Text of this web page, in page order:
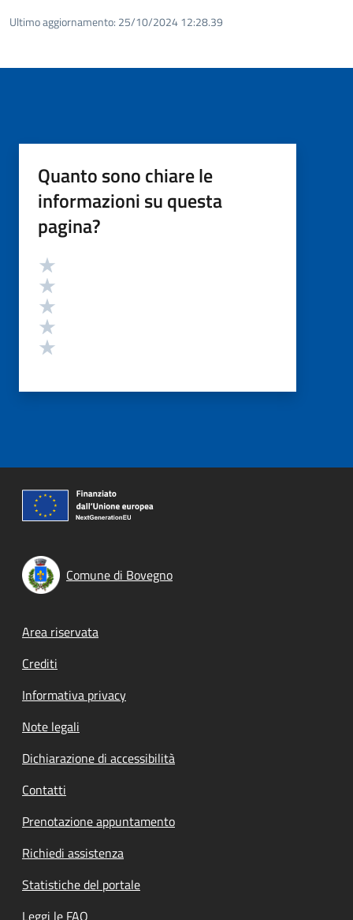
Ultimo aggiornamento: 25/10/2024 12:28.39
Quanto sono chiare le
informazioni su questa
pagina?
Valutazione
Comune di Bovegno
Footer menu
Area riservata
Crediti
Informativa privacy
Note legali
Dichiarazione di accessibilità
Contatti
Prenotazione appuntamento
Richiedi assistenza
Statistiche del portale
Leggi le FAQ